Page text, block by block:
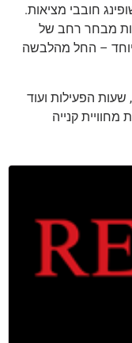
חובבי מציאות.
מבחר רחב של
– החל מהלבשה
שעות הפעילות ועוד
מחוויית קנייה